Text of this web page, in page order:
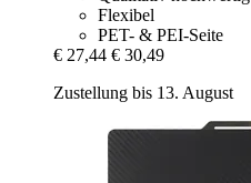
Flexibel
PET- & PEI-Seite
€ 27,44 € 30,49
Zustellung bis 13. August